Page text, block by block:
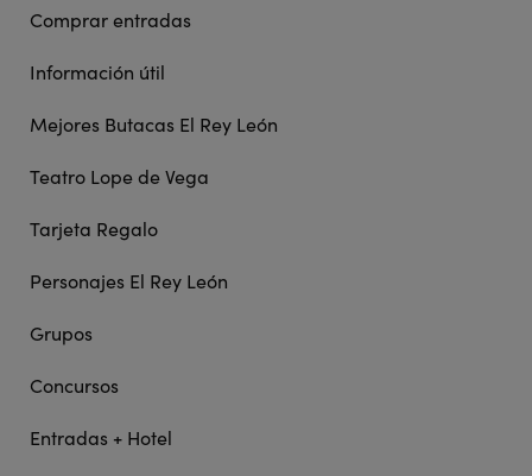
Comprar entradas
Información útil
Mejores Butacas El Rey León
Teatro Lope de Vega
Tarjeta Regalo
Personajes El Rey León
Grupos
Concursos
Entradas + Hotel